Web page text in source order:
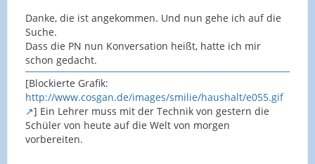
Danke, die ist angekommen. Und nun gehe ich auf die
Suche.
Dass die PN nun Konversation heißt, hatte ich mir
schon gedacht.
[Blockierte Grafik:
http://www.cosgan.de/images/smilie/haushalt/e055.gif
] Ein Lehrer muss mit der Technik von gestern die
Schüler von heute auf die Welt von morgen
vorbereiten.